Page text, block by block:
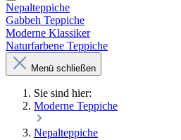
Nepalteppiche
Gabbeh Teppiche
Moderne Klassiker
Naturfarbene Teppiche
Menü schließen
Sie sind hier:
Moderne Teppiche
Nepalteppiche